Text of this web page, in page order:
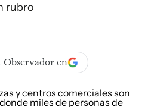
rubro
Observador en